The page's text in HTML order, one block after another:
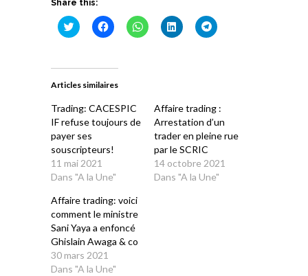
Share this:
Cliquez
pour
dans
nouvelle
Cliquez
pour
dans
nouvelle
Cliquez
pour
Cliquez
pour
Cliquez
pour
Articles similaires
Trading: CACESPIC
IF refuse toujours de
payer ses
souscripteurs!
11 mai 2021
Dans "A la Une"
Affaire trading :
Arrestation d’un
trader en pleine rue
par le SCRIC
14 octobre 2021
Dans "A la Une"
Affaire trading: voici
comment le ministre
Sani Yaya a enfoncé
Ghislain Awaga & co
30 mars 2021
Dans "A la Une"